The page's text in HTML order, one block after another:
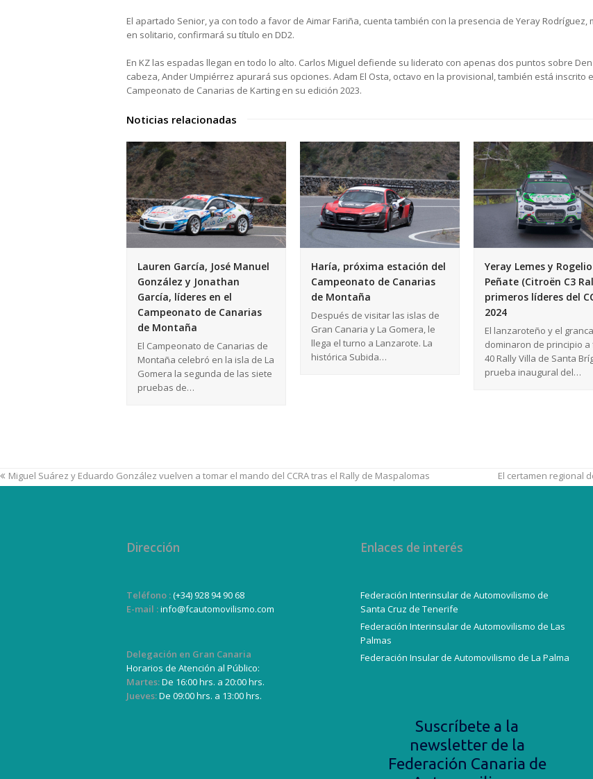
El apartado Senior, ya con todo a favor de Aimar Fariña, cuenta también con la presencia de Yeray
en solitario, confirmará su título en DD2.
En KZ las espadas llegan en todo lo alto. Carlos Miguel defiende su liderato con apenas dos puntos sobre
cabeza, Ander Umpiérrez apurará sus opciones. Adam El Osta, octavo en la provisional, también está
Campeonato de Canarias de Karting en su edición 2023.
Noticias relacionadas
Lauren García, José Manuel
González y Jonathan
García, líderes en el
Campeonato de Canarias
de Montaña
El Campeonato de Canarias de
Montaña celebró en la isla de La
Gomera la segunda de las siete
pruebas de…
Haría, próxima estación del
Campeonato de Canarias
de Montaña
Después de visitar las islas de
Gran Canaria y La Gomera, le
llega el turno a Lanzarote. La
histórica Subida…
Yeray Lemes y Rogelio
Peñate (Citroën C3
primeros líderes del
2024
El lanzaroteño y el
dominaron de principio a
40 Rally Villa de Santa
prueba inaugural del…
Miguel Suárez y Eduardo González vuelven a tomar el mando del CCRA tras el Rally de Maspalomas El certamen regional
Dirección
Teléfono :(+34) 928 94 90 68
E-mail :info@fcautomovilismo.com
Delegación en Gran Canaria
Horarios de Atención al Público:
Martes:De 16:00 hrs. a 20:00 hrs.
Jueves:De 09:00 hrs. a 13:00 hrs.
Enlaces de interés
Federación Interinsular de Automovilismo de
Santa Cruz de Tenerife
Federación Interinsular de Automovilismo de Las
Palmas
Federación Insular de Automovilismo de La Palma